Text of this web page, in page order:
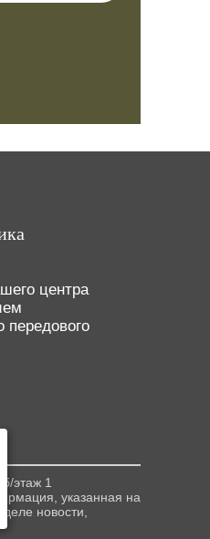
центра
передового
этаж 1
указанная на
новости,